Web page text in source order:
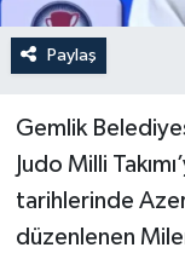
Paylaş
Gemlik
Judo Milli
tarihlerinde
düzenlenen